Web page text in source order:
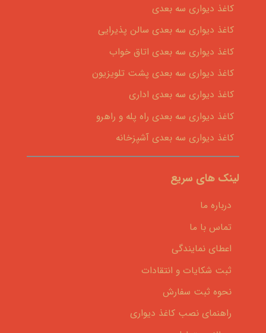
کاغذ دیواری سه بعدی
کاغذ دیواری سه بعدی سالن پذیرایی
کاغذ دیواری سه بعدی اتاق خواب
کاغذ دیواری سه بعدی پشت تلویزیون
کاغذ دیواری سه بعدی اداری
کاغذ دیواری سه بعدی راه پله و راهرو
کاغذ دیواری سه بعدی آشپزخانه
لینک های سریع
درباره ما
تماس با ما
اعطای نمایندگی
ثبت شکایات و انتقادات
نحوه ثبت سفارش
راهنمای نصب کاغذ دیواری